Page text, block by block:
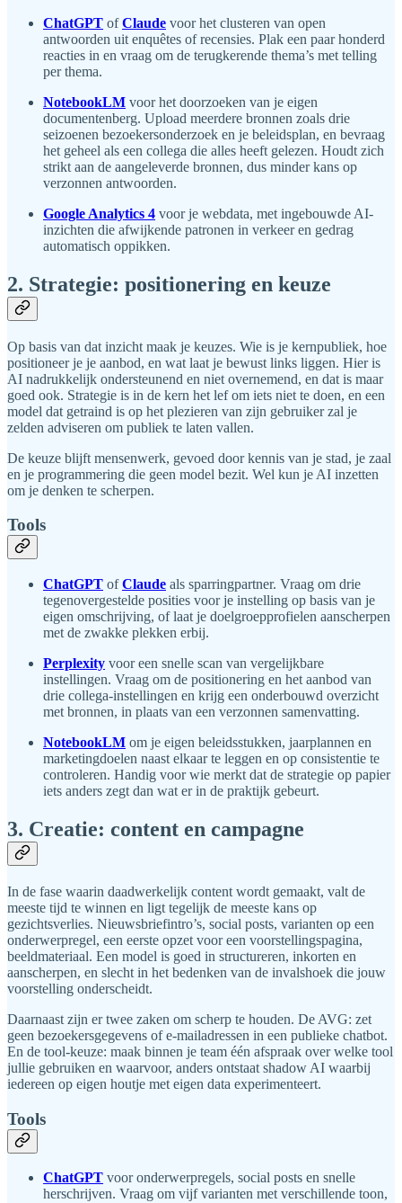
ChatGPT ofClaude voor het clusteren van open
antwoorden uit enquêtes of recensies. Plak een paar honderd
reacties in en vraag om de terugkerende thema’s met telling
per thema.
NotebookLM voor het doorzoeken van je eigen
documentenberg. Upload meerdere bronnen zoals drie
seizoenen bezoekersonderzoek en je beleidsplan, en bevraag
het geheel als een collega die alles heeft gelezen. Houdt zich
strikt aan de aangeleverde bronnen, dus minder kans op
verzonnen antwoorden.
Google Analytics 4 voor je webdata, met ingebouwde AI-
inzichten die afwijkende patronen in verkeer en gedrag
automatisch oppikken.
2. Strategie: positionering en keuze
Op basis van dat inzicht maak je keuzes. Wie is je kernpubliek, hoe
positioneer je je aanbod, en wat laat je bewust links liggen. Hier is
AI nadrukkelijk ondersteunend en niet overnemend, en dat is maar
goed ook. Strategie is in de kern het lef om iets niet te doen, en een
model dat getraind is op het plezieren van zijn gebruiker zal je
zelden adviseren om publiek te laten vallen.
De keuze blijft mensenwerk, gevoed door kennis van je stad, je zaal
en je programmering die geen model bezit. Wel kun je AI inzetten
om je denken te scherpen.
Tools
ChatGPT ofClaude als sparringpartner. Vraag om drie
tegenovergestelde posities voor je instelling op basis van je
eigen omschrijving, of laat je doelgroepprofielen aanscherpen
met de zwakke plekken erbij.
Perplexity voor een snelle scan van vergelijkbare
instellingen. Vraag om de positionering en het aanbod van
drie collega-instellingen en krijg een onderbouwd overzicht
met bronnen, in plaats van een verzonnen samenvatting.
NotebookLM om je eigen beleidsstukken, jaarplannen en
marketingdoelen naast elkaar te leggen en op consistentie te
controleren. Handig voor wie merkt dat de strategie op papier
iets anders zegt dan wat er in de praktijk gebeurt.
3. Creatie: content en campagne
In de fase waarin daadwerkelijk content wordt gemaakt, valt de
meeste tijd te winnen en ligt tegelijk de meeste kans op
gezichtsverlies. Nieuwsbriefintro’s, social posts, varianten op een
onderwerpregel, een eerste opzet voor een voorstellingspagina,
beeldmateriaal. Een model is goed in structureren, inkorten en
aanscherpen, en slecht in het bedenken van de invalshoek die jouw
voorstelling onderscheidt.
Daarnaast zijn er twee zaken om scherp te houden. De AVG: zet
geen bezoekersgegevens of e-mailadressen in een publieke chatbot.
En de tool-keuze: maak binnen je team één afspraak over welke tool
jullie gebruiken en waarvoor, anders ontstaat shadow AI waarbij
iedereen op eigen houtje met eigen data experimenteert.
Tools
ChatGPT voor onderwerpregels, social posts en snelle
herschrijven. Vraag om vijf varianten met verschillende toon,